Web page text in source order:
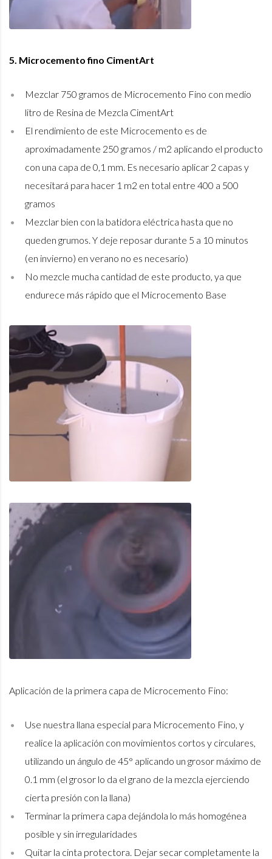
5. Microcemento fino CimentArt
Mezclar 750 gramos de Microcemento Fino con medio
litro de Resina de Mezcla CimentArt
El rendimiento de este Microcemento es de
aproximadamente 250 gramos / m2 aplicando el producto
con una capa de 0,1 mm. Es necesario aplicar 2 capas y
necesitará para hacer 1 m2 en total entre 400 a 500
gramos
Mezclar bien con la batidora eléctrica hasta que no
queden grumos. Y deje reposar durante 5 a 10 minutos
(en invierno) en verano no es necesario)
No mezcle mucha cantidad de este producto, ya que
endurece más rápido que el Microcemento Base
Aplicación de la primera capa de Microcemento Fino:
Use nuestra llana especial para Microcemento Fino, y
realice la aplicación con movimientos cortos y circulares,
utilizando un ángulo de 45° aplicando un grosor máximo de
0.1 mm (el grosor lo da el grano de la mezcla ejerciendo
cierta presión con la llana)
Terminar la primera capa dejándola lo más homogénea
posible y sin irregularidades
Quitar la cinta protectora. Dejar secar completamente la